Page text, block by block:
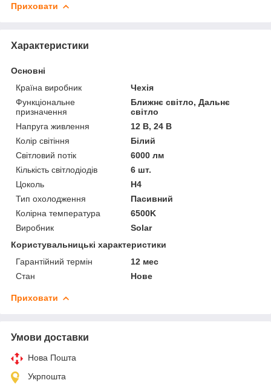
Приховати
Характеристики
Основні
Країна виробник
Чехія
Функціональне
призначення
Ближнє світло, Дальнє
світло
Напруга живлення
12 В, 24 В
Колір світіння
Білий
Світловий потік
6000 лм
Кількість світлодіодів
6 шт.
Цоколь
H4
Тип охолодження
Пасивний
Колірна температура
6500K
Виробник
Solar
Користувальницькі характеристики
Гарантійний термін
12 мес
Стан
Нове
Приховати
Умови доставки
Нова Пошта
Укрпошта